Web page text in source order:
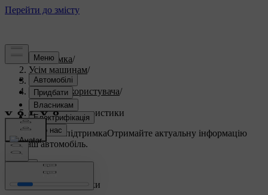
Підтримка/
Усім машинам/
V60 2025/
Посібник користувача/
Водіння/
Ходові характеристики
Індивідуальна підтримкаОтримайте актуальну інформацію
про ваш автомобіль.
Ходові характеристики